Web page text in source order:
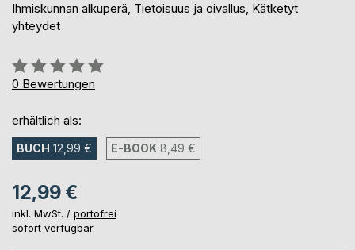
Ihmiskunnan alkuperä, Tietoisuus ja oivallus, Kätketyt
yhteydet
Bewertung::
0%
0 Bewertungen
erhältlich als:
BUCH 12,99 € E-BOOK 8,49 €
12,99 €
inkl. MwSt. / portofrei
sofort verfügbar